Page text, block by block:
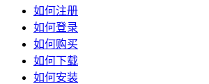
如何注册
如何登录
如何购买
如何下载
如何安装